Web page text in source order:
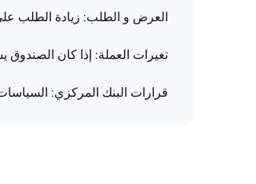
العرض و الطلب: زيادة الطلب
تغيرات العملة: إذا كان
قرارات البنك المركزي: السياسات